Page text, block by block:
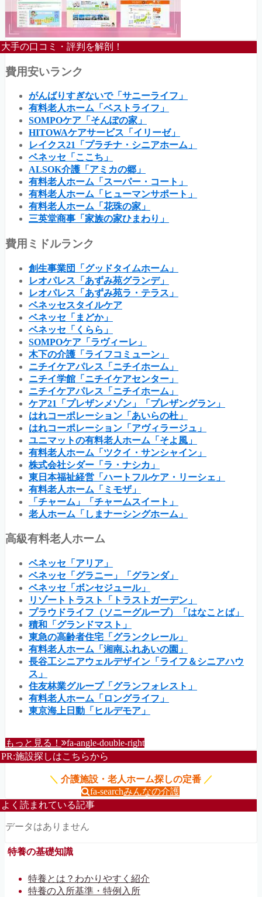
大手の口コミ・評判を解剖！
費用安いランク
がんばりすぎないで「サニーライフ」
有料老人ホーム「ベストライフ」
SOMPOケア「そんぽの家」
HITOWAケアサービス「イリーゼ」
レイクス21「プラチナ・シニアホーム」
ベネッセ「ここち」
ALSOK介護「アミカの郷」
有料老人ホーム「スーパー・コート」
有料老人ホーム「ヒューマンサポート」
有料老人ホーム「花珠の家」
三英堂商事「家族の家ひまわり」
費用ミドルランク
創生事業団「グッドタイムホーム」
レオパレス「あずみ苑グランデ」
レオパレス「あずみ苑ラ・テラス」
ベネッセスタイルケア
ベネッセ「まどか」
ベネッセ「くらら」
SOMPOケア「ラヴィーレ」
木下の介護「ライフコミューン」
ニチイケアパレス「ニチイホーム」
ニチイ学館「ニチイケアセンター」
ニチイケアパレス「ニチイホーム」
ケア21「プレザンメゾン」「プレザングラン」
はれコーポレーション「あいらの杜」
はれコーポレーション「アヴィラージュ」
ユニマットの有料老人ホーム「そよ風」
有料老人ホーム「ツクイ・サンシャイン」
株式会社シダー「ラ・ナシカ」
東日本福祉経営「ハートフルケア・リーシェ」
有料老人ホーム「ミモザ」
「チャーム」「チャームスイート」
老人ホーム「しまナーシングホーム」
高級有料老人ホーム
ベネッセ「アリア」
ベネッセ「グラニー」「グランダ」
ベネッセ「ボンセジュール」
リゾートトラスト「トラストガーデン」
プラウドライフ（ソニーグループ）「はなことば」
積和「グランドマスト」
東急の高齢者住宅「グランクレール」
有料老人ホーム「湘南ふれあいの園」
長谷工シニアウェルデザイン「ライフ＆シニアハウ
ス」
住友林業グループ「グランフォレスト」
有料老人ホーム「ロングライフ」
東京海上日動「ヒルデモア」
もっと見る！ fa-angle-double-right
PR:施設探しはこちらから
＼ 介護施設・老人ホーム探しの定番 ／
fa-searchみんなの介護
よく読まれている記事
データはありません
特養の基礎知識
特養とは？わかりやすく紹介
特養の入所基準・特例入所